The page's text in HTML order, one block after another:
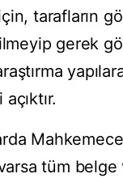
tarafların
gerek
tüm belge